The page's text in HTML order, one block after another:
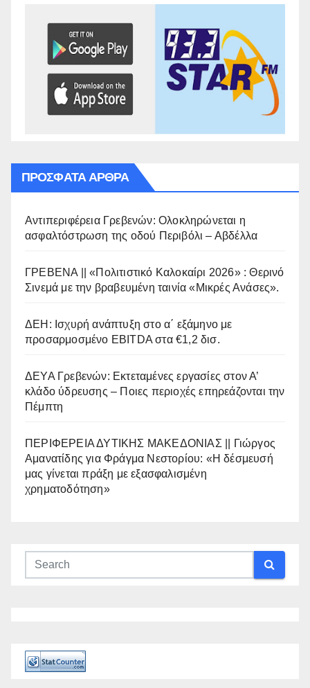
ΠΡΌΣΦΑΤΑ ΆΡΘΡΑ
Αντιπεριφέρεια Γρεβενών: Ολοκληρώνεται η
ασφαλτόστρωση της οδού Περιβόλι – Αβδέλλα
ΓΡΕΒΕΝΑ || «Πολιτιστικό Καλοκαίρι 2026» : Θερινό
Σινεμά με την βραβευμένη ταινία «Μικρές Ανάσες».
ΔΕΗ: Ισχυρή ανάπτυξη στο α΄ εξάμηνο με
προσαρμοσμένο EBITDA στα €1,2 δισ.
ΔΕΥΑ Γρεβενών: Εκτεταμένες εργασίες στον Α’
κλάδο ύδρευσης – Ποιες περιοχές επηρεάζονται την
Πέμπτη
ΠΕΡΙΦΕΡΕΙΑ ΔΥΤΙΚΗΣ ΜΑΚΕΔΟΝΙΑΣ || Γιώργος
Αμανατίδης για Φράγμα Νεστορίου: «Η δέσμευσή
μας γίνεται πράξη με εξασφαλισμένη
χρηματοδότηση»